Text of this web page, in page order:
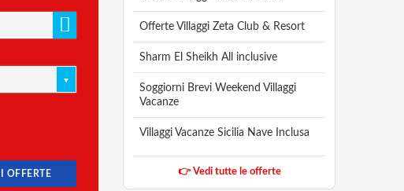
OFFERTE
Offerte Villaggi Zeta Club & Resort
Sharm El Sheikh All inclusive
Soggiorni Brevi Weekend Villaggi
Vacanze
Villaggi Vacanze Sicilia Nave Inclusa
👉 Vedi tutte le offerte